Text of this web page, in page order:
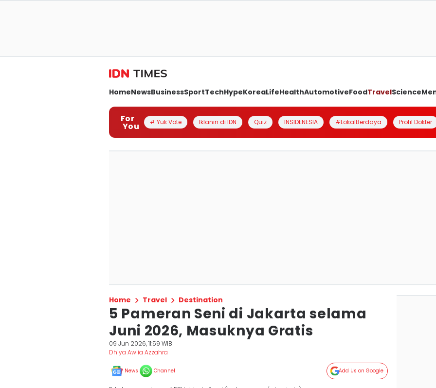
HomeNewsBusinessSportTechHypeKoreaLifeHealthAutomotiveFoodTravelScience
For
You # Yuk Vote Iklanin di IDN Quiz INSIDENESIA #LokalBerdaya Profil Dokter
Home Travel Destination
5 Pameran Seni di Jakarta selama
Juni 2026, Masuknya Gratis
09 Jun 2026, 11:59 WIB
Dhiya Awlia Azzahra
News Channel Add Us on Google